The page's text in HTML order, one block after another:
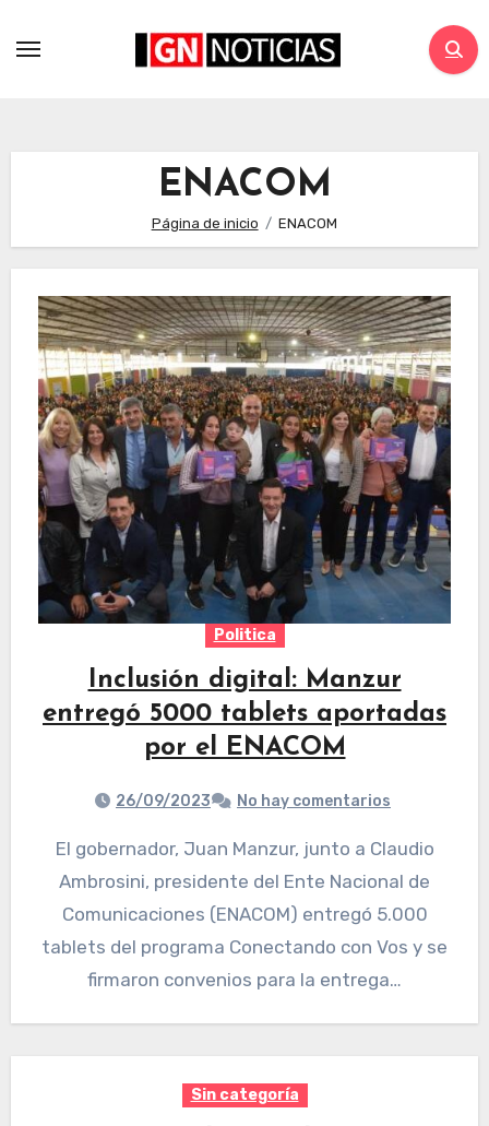
ENACOM
Página de inicio ENACOM
Politica
Inclusión digital: Manzur
entregó 5000 tablets aportadas
por el ENACOM
26/09/2023 No hay comentarios
El gobernador, Juan Manzur, junto a Claudio
Ambrosini, presidente del Ente Nacional de
Comunicaciones (ENACOM) entregó 5.000
tablets del programa Conectando con Vos y se
firmaron convenios para la entrega…
Sin categoría